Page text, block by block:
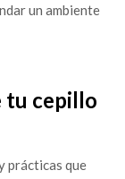
un ambiente
tu cepillo
prácticas que